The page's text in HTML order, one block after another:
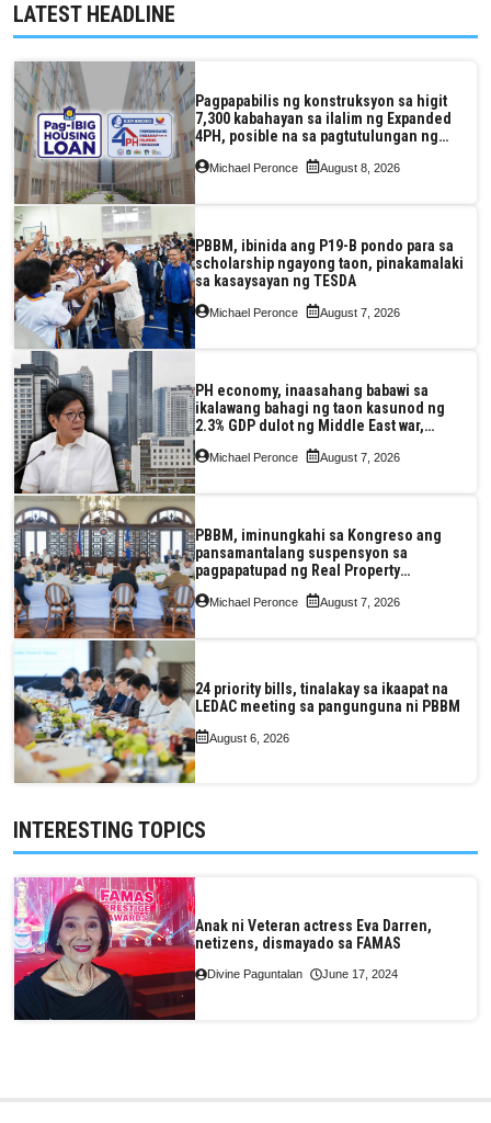
LATEST HEADLINE
Pagpapabilis ng konstruksyon sa higit
7,300 kabahayan sa ilalim ng Expanded
4PH, posible na sa pagtutulungan ng
Pag-IBIG at P.A. Alvarez
Michael Peronce August 8, 2026
PBBM, ibinida ang P19-B pondo para sa
scholarship ngayong taon, pinakamalaki
sa kasaysayan ng TESDA
Michael Peronce August 7, 2026
PH economy, inaasahang babawi sa
ikalawang bahagi ng taon kasunod ng
2.3% GDP dulot ng Middle East war,
pagkaantala ng public construction
Michael Peronce August 7, 2026
PBBM, iminungkahi sa Kongreso ang
pansamantalang suspensyon sa
pagpapatupad ng Real Property
Valuation and Assessment Reform Act
Michael Peronce August 7, 2026
24 priority bills, tinalakay sa ikaapat na
LEDAC meeting sa pangunguna ni PBBM
August 6, 2026
INTERESTING TOPICS
Anak ni Veteran actress Eva Darren,
netizens, dismayado sa FAMAS
Divine Paguntalan June 17, 2024